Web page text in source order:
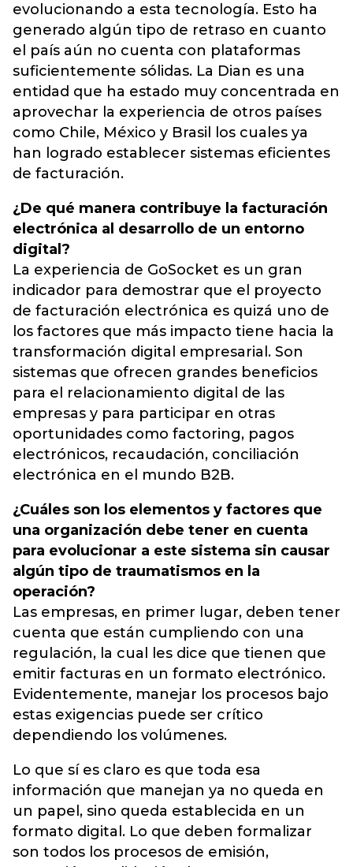
evolucionando a esta tecnología. Esto ha
generado algún tipo de retraso en cuanto
el país aún no cuenta con plataformas
suficientemente sólidas. La Dian es una
entidad que ha estado muy concentrada en
aprovechar la experiencia de otros países
como Chile, México y Brasil los cuales ya
han logrado establecer sistemas eficientes
de facturación.
¿De qué manera contribuye la facturación
electrónica al desarrollo de un entorno
digital?
La experiencia de GoSocket es un gran
indicador para demostrar que el proyecto
de facturación electrónica es quizá uno de
los factores que más impacto tiene hacia la
transformación digital empresarial. Son
sistemas que ofrecen grandes beneficios
para el relacionamiento digital de las
empresas y para participar en otras
oportunidades como factoring, pagos
electrónicos, recaudación, conciliación
electrónica en el mundo B2B.
¿Cuáles son los elementos y factores que
una organización debe tener en cuenta
para evolucionar a este sistema sin causar
algún tipo de traumatismos en la
operación?
Las empresas, en primer lugar, deben tener
cuenta que están cumpliendo con una
regulación, la cual les dice que tienen que
emitir facturas en un formato electrónico.
Evidentemente, manejar los procesos bajo
estas exigencias puede ser crítico
dependiendo los volúmenes.
Lo que sí es claro es que toda esa
información que manejan ya no queda en
un papel, sino queda establecida en un
formato digital. Lo que deben formalizar
son todos los procesos de emisión,